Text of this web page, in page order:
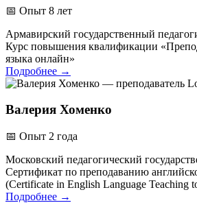
📅 Опыт 8 лет
Армавирский государственный
Курс повышения квалификации
языка онлайн»
Подробнее →
Валерия Хоменко
📅 Опыт 2 года
Московский педагогический
Сертификат по преподаванию
(Certificate in English Language Teaching
Подробнее →